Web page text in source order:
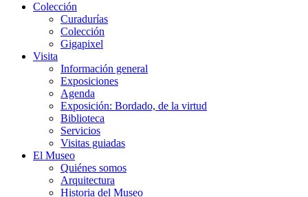
Colección
Curadurías
Colección
Gigapixel
Visita
Información general
Exposiciones
Agenda
Exposición: Bordado, de la virtud
Biblioteca
Servicios
Visitas guiadas
El Museo
Quiénes somos
Arquitectura
Historia del Museo